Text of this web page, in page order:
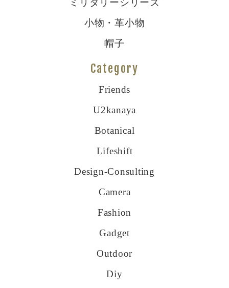
ミリタリーシリーズ
小物・革小物
帽子
Category
Friends
U2kanaya
Botanical
Lifeshift
Design-Consulting
Camera
Fashion
Gadget
Outdoor
Diy